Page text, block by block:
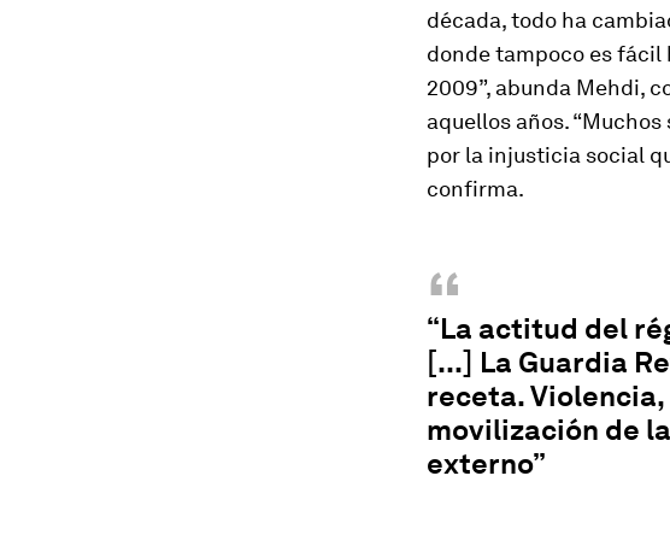
década, todo ha
donde tampoco es fácil
2009”, abunda Mehdi,
aquellos años.
por la injusticia social
confirma.
“
“La actitud del
[...] La Guardia
receta.
movilización de
externo”